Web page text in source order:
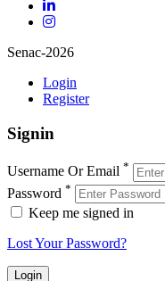
Senac-2026
Login
Register
Signin
Username Or Email *
Password *
Keep me signed in
Lost Your Password?